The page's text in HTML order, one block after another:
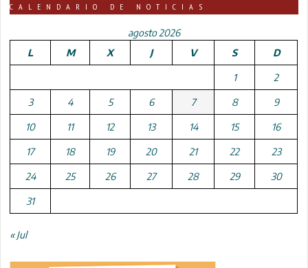
CALENDARIO DE NOTICIAS
agosto 2026
L
M X J V S D
1 2
3 4 5 6 7 8 9
10 11 12 13 14 15 16
17 18 19 20 21 22 23
24 25 26 27 28 29 30
31
« Jul